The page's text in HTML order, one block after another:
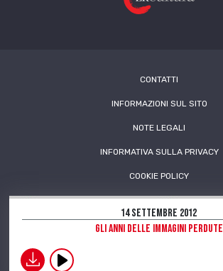
download
14 Settembre 2012
Gli anni delle immagini perdute
CONTATTI
INFORMAZIONI SUL SITO
NOTE LEGALI
INFORMATIVA SULLA PRIVACY
COOKIE POLICY